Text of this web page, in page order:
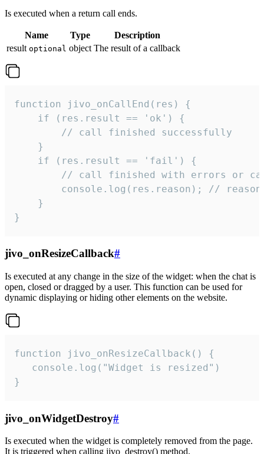
Is executed when a return call ends.
Name Type
Description
result optional object The result of a callback
function jivo_onCallEnd(res) {
    if (res.result == 'ok') {
        // call finished successfully
    }
    if (res.result == 'fail') {
// call finished with errors or
console.log(res.reason); //
    }
}
jivo_onResizeCallback#
Is executed at any change in the size of the widget: when the chat is
open, closed or dragged by a user. This function can be used for
dynamic displaying or hiding other elements on the website.
function jivo_onResizeCallback() {
   console.log("Widget is resized")
}
jivo_onWidgetDestroy#
Is executed when the widget is completely removed from the page.
It is triggered when calling jivo_destroy() method.